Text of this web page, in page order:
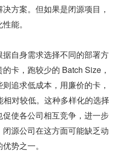
方案。但如果是闭源项目，
能。
自身需求选择不同的部署方
卡，跑较少的 Batch Size，
追求低成本，用廉价的卡，
对较低。这种多样化的选择
使各公司相互竞争，进一步
源公司在这方面可能缺乏动
势之一。